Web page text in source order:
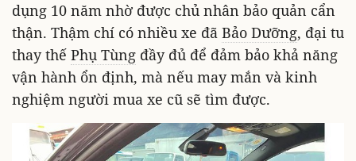
dụng 10 năm nhờ được chủ nhân bảo quản cẩn
thận. Thậm chí có nhiều xe đã Bảo Dưỡng, đại tu
thay thế Phụ Tùng đầy đủ để đảm bảo khả năng
vận hành ổn định, mà nếu may mắn và kinh
nghiệm người mua xe cũ sẽ tìm được.